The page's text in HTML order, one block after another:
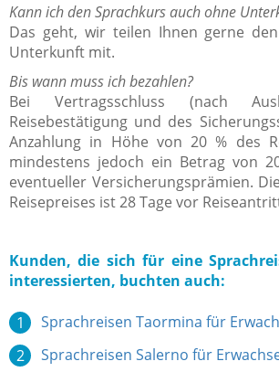
Kann ich den Sprachkurs auch ohne
Das geht, wir teilen Ihnen gerne
Unterkunft mit.
Bis wann muss ich bezahlen?
Bei Vertragsschluss (nach
Reisebestätigung und des
Anzahlung in Höhe von 20 % des
mindestens jedoch ein Betrag von
eventueller Versicherungsprämien.
Reisepreises ist 28 Tage vor
Kunden, die sich für eine
interessierten, buchten auch:
Sprachreisen Taormina für
Sprachreisen Salerno für